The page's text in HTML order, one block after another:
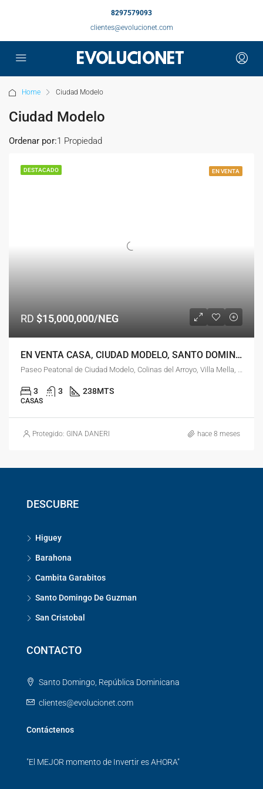
8297579093
clientes@evolucionet.com
Home Ciudad Modelo
Ciudad Modelo
1 Propiedad
Ordenar por:
DESTACADO EN VENTA
RD $15,000,000/NEG
EN VENTA CASA, CIUDAD MODELO, SANTO DOMINGO NORTE
3 3 238MTS
CASAS
Protegido: GINA DANERI hace 8 meses
DESCUBRE
Higuey
Barahona
Cambita Garabitos
Santo Domingo De Guzman
San Cristobal
CONTACTO
Santo Domingo, República Dominicana
clientes@evolucionet.com
Contáctenos
"El MEJOR momento de Invertir es AHORA"